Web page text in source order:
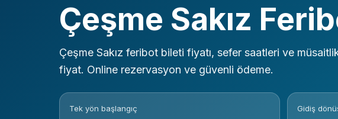
Çeşme Sakız
Çeşme Sakız feribot bileti fiyatı, sefer saatleri ve
fiyat. Online rezervasyon ve güvenli ödeme.
Tek yön başlangıç Gidiş